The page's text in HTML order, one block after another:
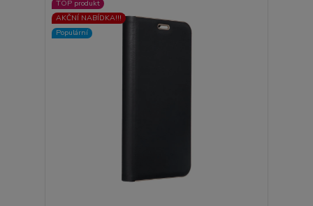
TOP produkt
AKČNÍ NABÍDKA!!!
Populární